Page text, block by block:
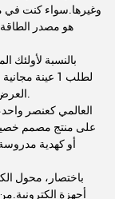
وغيرها.سواء كنت في
بالنسبة لأولئك
لطلب 1 عينة
العرض يدل على الثقة في جودة المنتج والتزام رضا العملاء.
على منتج مصمم
أو كهدية
باختصار، محول
أجهزة